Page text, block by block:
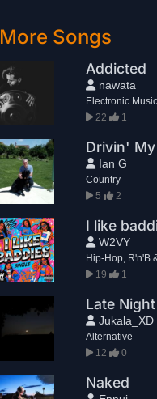
More Songs
Addicted
nawata
Electronic Music
22
1
Ian G
Country
5
2
I like
W2VY
Hip-Hop, R'n'B
19
1
Late
Jukala_XD
Alternative
12
0
Naked